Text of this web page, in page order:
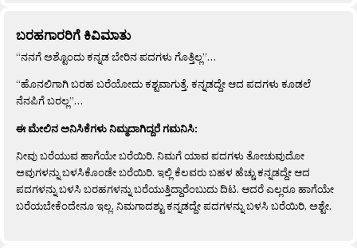
ಬರಹಗಾರರಿಗೆ ಕಿವಿಮಾತು
“ನನಗೆ ಅಶ್ಟೊಂದು ಕನ್ನಡ ಬೇರಿನ ಪದಗಳು ಗೊತ್ತಿಲ್ಲ”…
“ಹೊನಲಿಗಾಗಿ ಬರಹ ಬರೆಯೋದು ಕಶ್ಟವಾಗುತ್ತೆ. ಕನ್ನಡದ್ದೇ ಆದ ಪದಗಳು ಕೂಡಲೆ
ನೆನಪಿಗೆ ಬರಲ್ಲ”…
ಈ ಮೇಲಿನ ಅನಿಸಿಕೆಗಳು ನಿಮ್ಮದಾಗಿದ್ದರೆ ಗಮನಿಸಿ:
ನೀವು ಬರೆಯುವ ಹಾಗೆಯೇ ಬರೆಯಿರಿ. ನಿಮಗೆ ಯಾವ ಪದಗಳು ತೋಚುವುದೋ
ಅವುಗಳನ್ನು ಬಳಸಿಕೊಂಡೇ ಬರೆಯಿರಿ. ಇಲ್ಲಿ ಕೆಲವರು ಬಹಳ ಹೆಚ್ಚು ಕನ್ನಡದ್ದೇ ಆದ
ಪದಗಳನ್ನು ಬಳಸಿ ಬರಹಗಳನ್ನು ಬರೆಯುತ್ತಿದ್ದಾರೆಂಬುದು ದಿಟ. ಆದರೆ ಎಲ್ಲರೂ ಹಾಗೆಯೇ
ಬರೆಯಬೇಕೆಂದೇನೂ ಇಲ್ಲ. ನಿಮಗಾದಶ್ಟು ಕನ್ನಡದ್ದೇ ಪದಗಳನ್ನು ಬಳಸಿ ಬರೆಯಿರಿ, ಅಶ್ಟೇ.